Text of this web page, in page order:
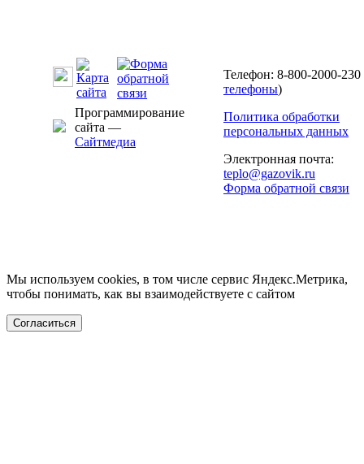
Программирование
сайта —
Сайтмедиа
Телефон: 8-800-2000-230
телефоны)
Политика обработки
персональных данных
Электронная почта:
teplo@gazovik.ru
Форма обратной связи
Мы используем cookies, в том числе сервис Яндекс.Метрика,
чтобы понимать, как вы взаимодействуете с сайтом
Согласиться